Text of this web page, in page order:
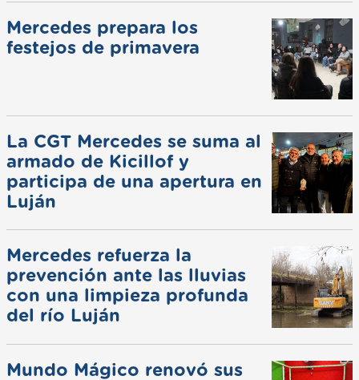
Mercedes prepara los
festejos de primavera
La CGT Mercedes se suma al
armado de Kicillof y
participa de una apertura en
Luján
Mercedes refuerza la
prevención ante las lluvias
con una limpieza profunda
del río Luján
Mundo Mágico renovó sus